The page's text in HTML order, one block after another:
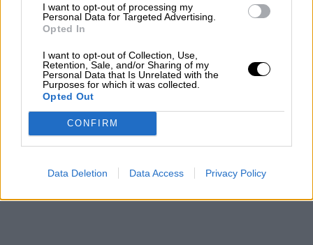
I want to opt-out of processing my
Personal Data for Targeted Advertising.
Opted In
I want to opt-out of Collection, Use,
Retention, Sale, and/or Sharing of my
Personal Data that Is Unrelated with the
Purposes for which it was collected.
Opted Out
CONFIRM
Data Deletion Data Access Privacy Policy
Más de la mitad de los cooperantes
españoles son mujeres
El 8 de septiembre se celebra el Día del Cooperante
Sandra González
Más artículos de este autor